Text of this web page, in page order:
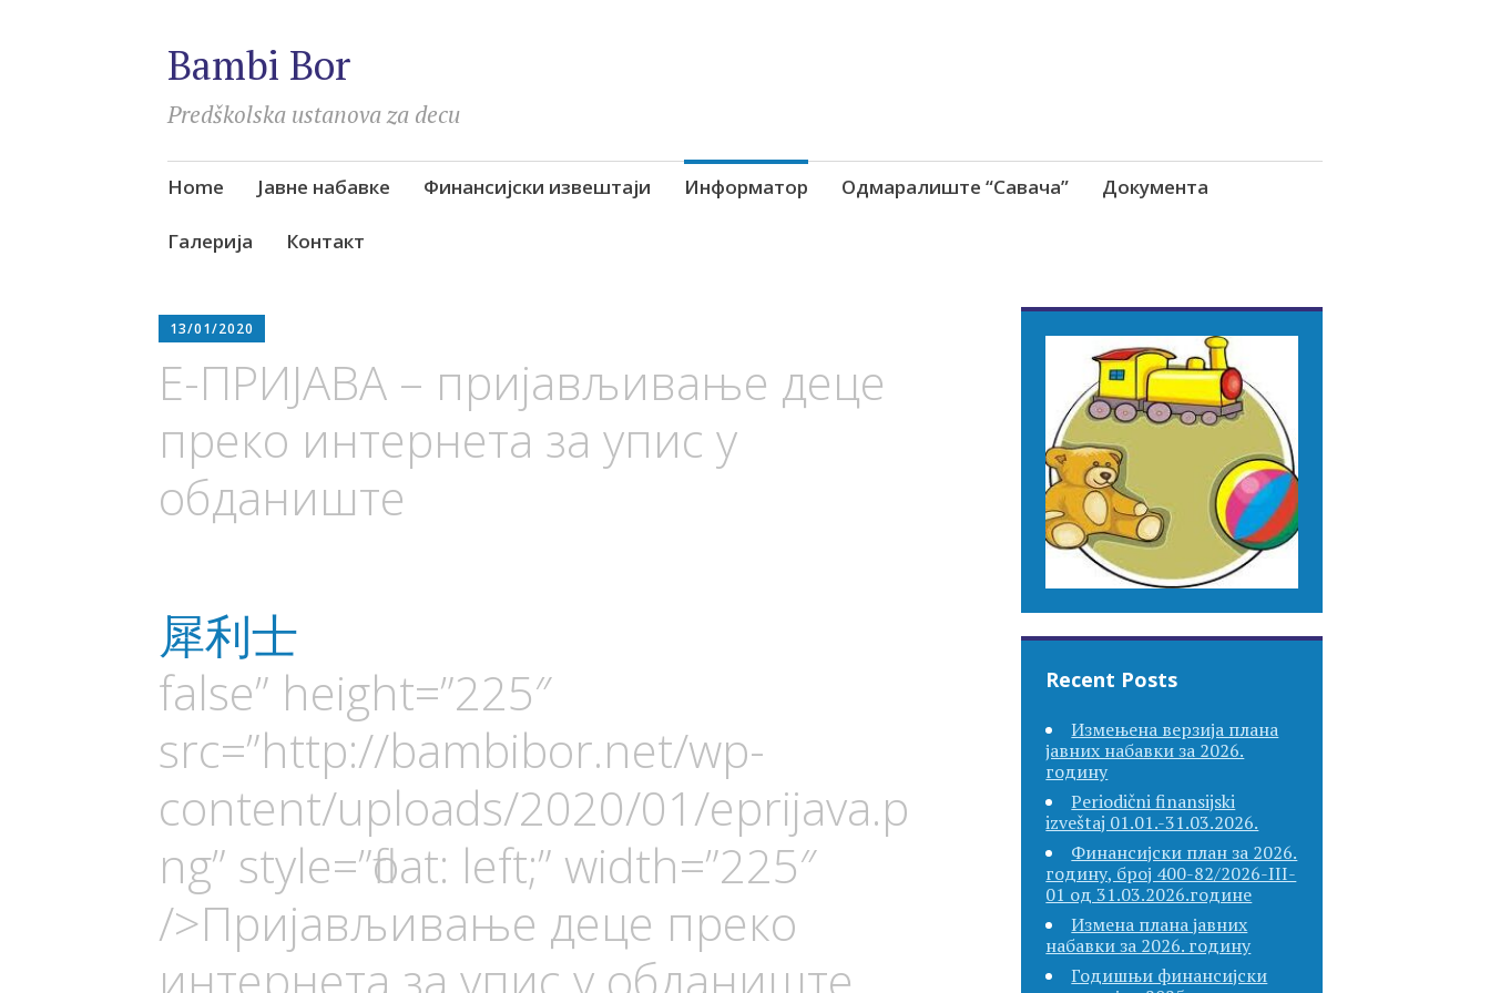
Bambi Bor
Predškolska ustanova za decu
Skip
content
Home Јавне набавке Финансијски извештаји Информатор Одмаралиште “Савача” Документа
Галерија Контакт
13/01/2020
E-ПРИЈАВА – пријављивање деце
преко интернета за упис у
обданиште
犀利士
false” height=”225″
src=”http://bambibor.net/wp-
content/uploads/2020/01/eprijava.p
ng” style=”float: left;” width=”225″
/>Пријављивање деце преко
интернета за упис у обданиште.
Recent Posts
Измењена верзија плана
јавних набавки за 2026.
годину
Periodični finansijski
izveštaj 01.01.-31.03.2026.
Финансијски план за 2026.
годину, број 400-82/2026-III-
01 од 31.03.2026.године
Измена плана јавних
набавки за 2026. годину
Годишњи финансијски